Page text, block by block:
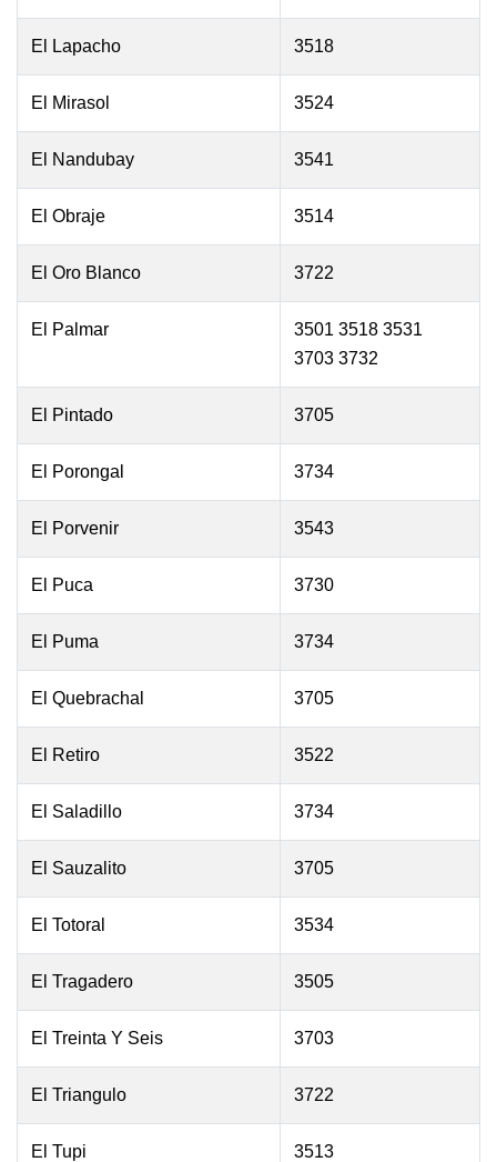
El Lapacho 3518
El Mirasol 3524
El Nandubay 3541
El Obraje 3514
El Oro Blanco 3722
El Palmar
3501 3518 3531
3703 3732
El Pintado 3705
El Porongal 3734
El Porvenir 3543
El Puca 3730
El Puma 3734
El Quebrachal 3705
El Retiro 3522
El Saladillo 3734
El Sauzalito 3705
El Totoral 3534
El Tragadero 3505
El Treinta Y Seis 3703
El Triangulo 3722
El Tupi 3513